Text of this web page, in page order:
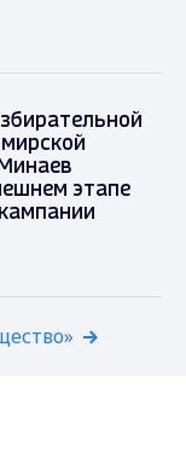
этапе